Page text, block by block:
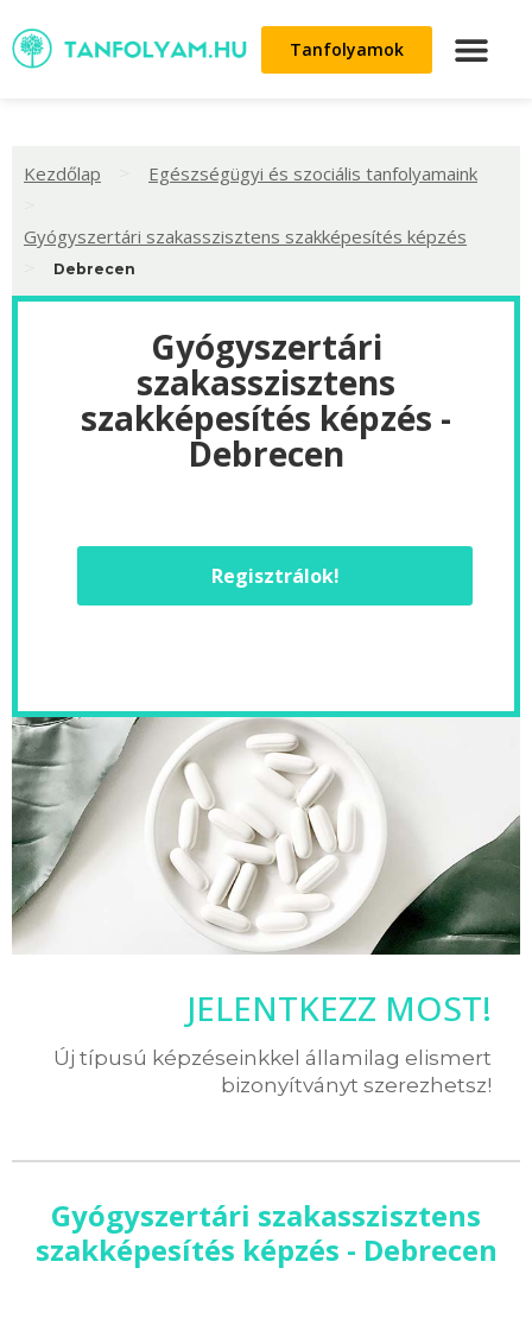
Tanfolyamok
Kezdőlap Egészségügyi és szociális tanfolyamaink
Gyógyszertári szakasszisztens szakképesítés képzés
Debrecen
Gyógyszertári
szakasszisztens
szakképesítés képzés -
Debrecen
Regisztrálok!
JELENTKEZZ MOST!
Új típusú képzéseinkkel államilag elismert
bizonyítványt szerezhetsz!
Gyógyszertári szakasszisztens
szakképesítés képzés - Debrecen